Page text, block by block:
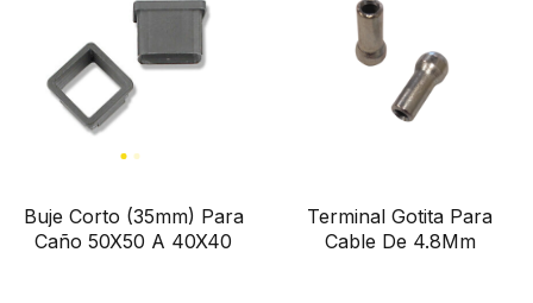
Buje Corto (35mm) Para
Caño 50X50 A 40X40
Terminal Gotita Para
Cable De 4.8Mm